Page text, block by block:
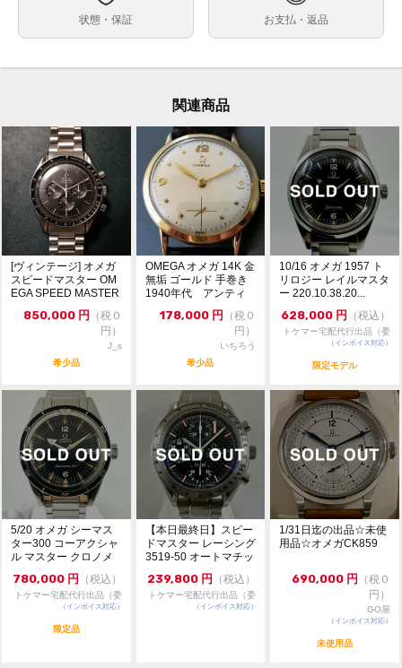
約19.0cm※0.5コマ外れた状態での計測です。
ケース素材
グ・ピクトグラムカード・マスタークロノメーターカー
ド・0.5コマ×1
ブレスレット調整の施された未使用品です。
コメント
2017年新作のレールマスター 220.10.40.20.01.001が
入荷いたしました。
METAS認定のマスター・クロノメータームーブメント
キャリバー8806を搭載しており、55時間パワーリザー
ブで超高耐磁性15,000ガウスの高性能。
実用性の高い時計として人気の1本となっております。
※店頭でも販売をしておりますので、売り切れの際はご
了承ください。
ご来店前に在庫の有無のご確認をお勧めします。
※価格に関してのお問い合わせはメッセージでご質問頂
いてもお答えしておりません。直接店頭へお問い合わせ
お問い合わせ先
大黒屋 時計館中野店
TEL:03-5318-5250
状態・保証 お支払・返品
関連商品
[ヴィンテージ] オメガ
スピードマスター OM
EGA SPEED MASTER
850,000 円
（税０
円）
J_s
希少品
OMEGA オメガ 14K 金
無垢 ゴールド 手巻き
1940年代 アンティ
178,000 円
（税０
円）
いちろう
希少品
10/16 オメガ 1957 ト
リロジー レイルマスタ
ー 220.10.38.20...
628,000 円 （税込）
トケマー宅配代行出品（委
託販売）
（インボイス対応）
限定モデル
5/20 オメガ シーマス
ター300 コーアクシャ
ル マスター クロノメ
780,000 円 （税込）
トケマー宅配代行出品（委
託販売）
（インボイス対応）
限定品
【本日最終日】スピー
ドマスター レーシング
3519-50 オートマチッ
239,800 円 （税込）
トケマー宅配代行出品（委
託販売）
（インボイス対応）
1/31日迄の出品☆未使
用品☆オメガCK859
690,000 円 （税０
円）
GO屋
（インボイス対応）
未使用品